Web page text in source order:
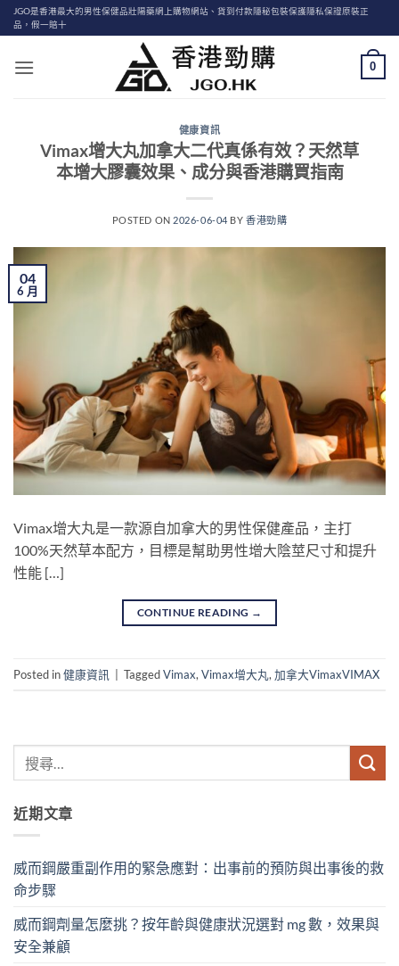
Skip
to
JGO是香港最大的男性保健品壯陽藥網上購物網站、貨到付款隱秘包裝保護隱私保證原裝正
品，假一賠十
0
健康資訊
Vimax增大丸加拿大二代真係有效？天然草
本增大膠囊效果、成分與香港購買指南
POSTED ON 2026-06-04 BY香港勁購
04
6 月
Vimax增大丸是一款源自加拿大的男性保健產品，主打
100%天然草本配方，目標是幫助男性增大陰莖尺寸和提升
性能 […]
CONTINUE READING →
Posted in健康資訊 TaggedVimax, Vimax增大丸, 加拿大VimaxVIMAX
近期文章
威而鋼嚴重副作用的緊急應對：出事前的預防與出事後的救
命步驟
威而鋼劑量怎麼挑？按年齡與健康狀況選對 mg 數，效果與
安全兼顧